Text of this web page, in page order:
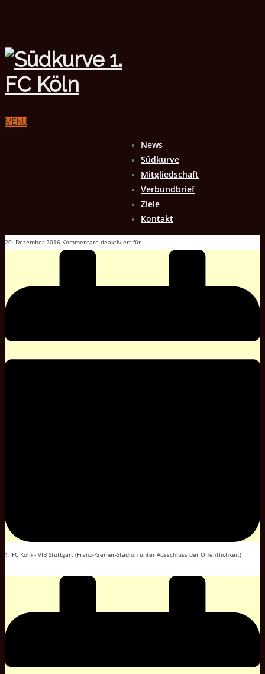
MENU
News
Südkurve
Mitgliedschaft
Verbundbrief
Ziele
Kontakt
20. Dezember 2016 Kommentare deaktiviert für
1. FC Köln - VfB Stuttgart (Franz-Kremer-Stadion unter Ausschluss der Öffentlichkeit)